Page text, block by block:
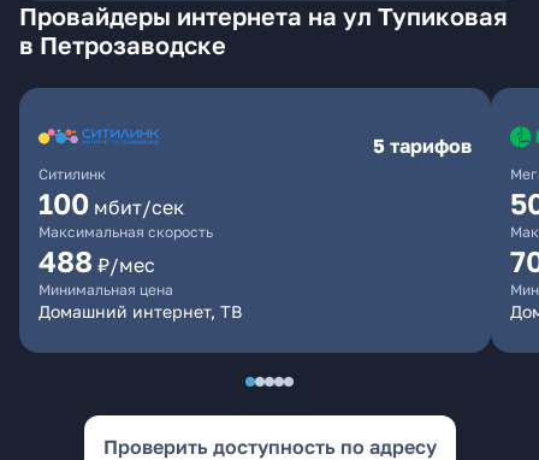
Провайдеры интернета на ул Тупиковая
в Петрозаводске
Ситилинк
5 тарифов
100 мбит/сек
Максимальная скорость
488 ₽/мес
Минимальная цена
Домашний интернет, ТВ
Проверить доступность по адресу